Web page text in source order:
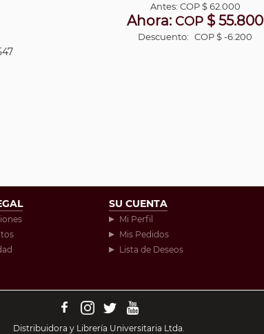
Antes: COP$ 62.000
Ahora: COP $ 55.800
Descuento: COP $ -6.200
SU CUENTA
Mi Perfil
Mis Pedidos
Lista de Deseos
Distribuidora y Librería Universitaria Ltda.